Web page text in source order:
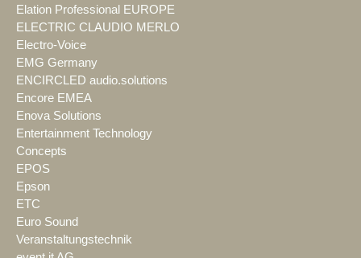
Elation Professional EUROPE
ELECTRIC CLAUDIO MERLO
Electro-Voice
EMG Germany
ENCIRCLED audio.solutions
Encore EMEA
Enova Solutions
Entertainment Technology
Concepts
EPOS
Epson
ETC
Euro Sound
Veranstaltungstechnik